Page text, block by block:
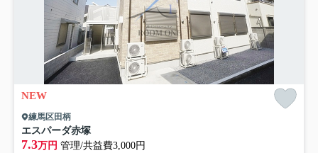
NEW
練馬区田柄
エスパーダ赤塚
7.3万円 管理/共益費3,000円